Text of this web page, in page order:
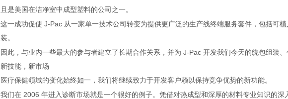
且是美国在洁净室中成型塑料的公司之一。
这一成功促使 J-Pac 从一家单一技术公司转变为提供更广泛的生产线终端服务套件，包括可
装。
因此，与业内一些最大的参与者建立了长期合作关系，并为 J-Pac 开发我们今天的统包组装、
新技能，新市场
医疗保健领域的变化始终如一，我们将继续致力于开发客户赖以保持竞争优势的新功能。
我们在 2006 年进入诊断市场就是一个很好的例子。凭借对热成型和深厚的材料专业知识的深